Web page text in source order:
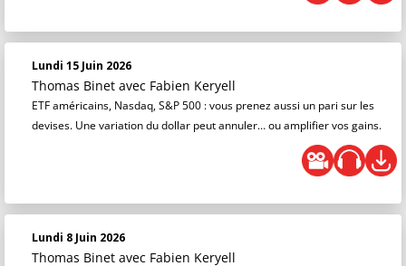
Lundi 15 Juin 2026
Thomas Binet avec Fabien Keryell
ETF américains, Nasdaq, S&P 500 : vous prenez aussi un pari sur les
devises. Une variation du dollar peut annuler… ou amplifier vos gains.
Lundi 8 Juin 2026
Thomas Binet avec Fabien Keryell